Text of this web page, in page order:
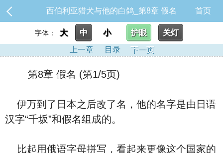
西伯利亚猎犬与他的白鸽_第8章 假名 首页
字体： 大 中 小 护眼
关灯
上一章
目录 下一页
第8章 假名 (第1/5页)
伊万到了日本之后改了名，他的名字是由日语
汉字“千坂”和假名组成的。
比起用俄语字母拼写，看起来更像这个国家的